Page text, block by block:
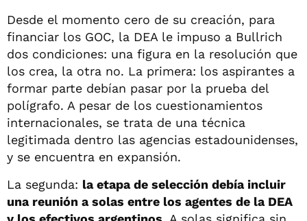
Desde el momento cero de su creación, para
financiar los GOC, la DEA le impuso a Bullrich
dos condiciones: una figura en la resolución que
los crea, la otra no. La primera: los aspirantes a
formar parte debían pasar por la prueba del
polígrafo. A pesar de los cuestionamientos
internacionales, se trata de una técnica
legitimada dentro las agencias estadounidenses,
y se encuentra en expansión.
La segunda: la etapa de selección debía incluir
una reunión a solas entre los agentes de la DEA